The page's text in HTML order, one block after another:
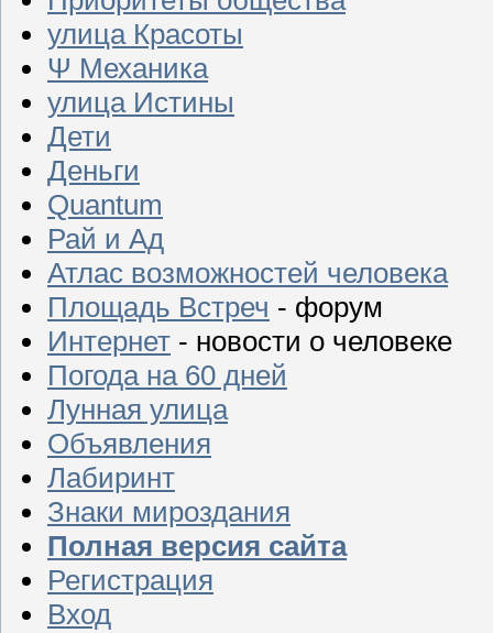
улица Красоты
Ψ Механика
улица Истины
Дети
Деньги
Quantum
Рай и Ад
Атлас возможностей человека
Площадь Встреч - форум
Интернет - новости о человеке
Погода на 60 дней
Лунная улица
Объявления
Лабиринт
Знаки мироздания
Полная версия сайта
Регистрация
Вход